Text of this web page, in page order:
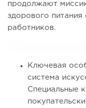
продолжают
здорового
работников.
Ключевая
система
Специальные